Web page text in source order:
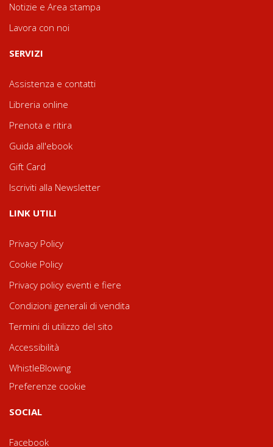
Notizie e Area stampa
Lavora con noi
SERVIZI
Assistenza e contatti
Libreria online
Prenota e ritira
Guida all'ebook
Gift Card
Iscriviti alla Newsletter
LINK UTILI
Privacy Policy
Cookie Policy
Privacy policy eventi e fiere
Condizioni generali di vendita
Termini di utilizzo del sito
Accessibilità
WhistleBlowing
Preferenze cookie
SOCIAL
Facebook